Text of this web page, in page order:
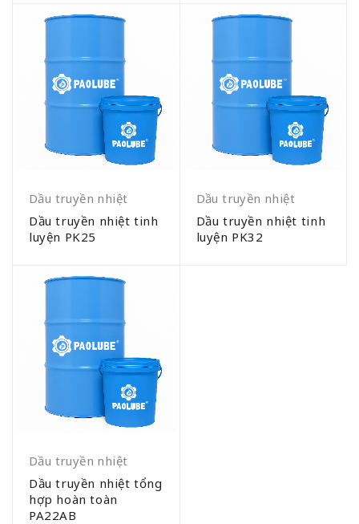
Dầu truyền nhiệt
Dầu truyền nhiệt tinh
luyện PK25
Dầu truyền nhiệt
Dầu truyền nhiệt tinh
luyện PK32
Dầu truyền nhiệt
Dầu truyền nhiệt tổng
hợp hoàn toàn
PA22AB